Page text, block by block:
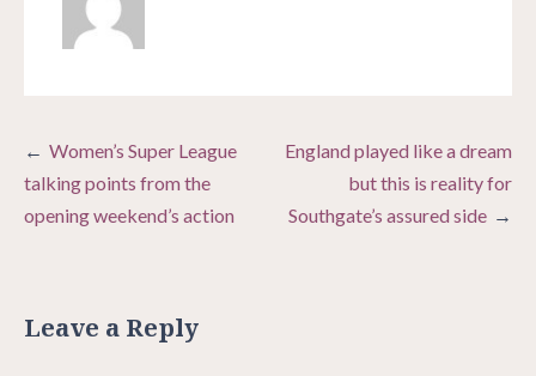
Post
navigation
Women’s Super League
talking points from the
opening weekend’s action
England played like a dream
but this is reality for
Southgate’s assured side
Leave a Reply